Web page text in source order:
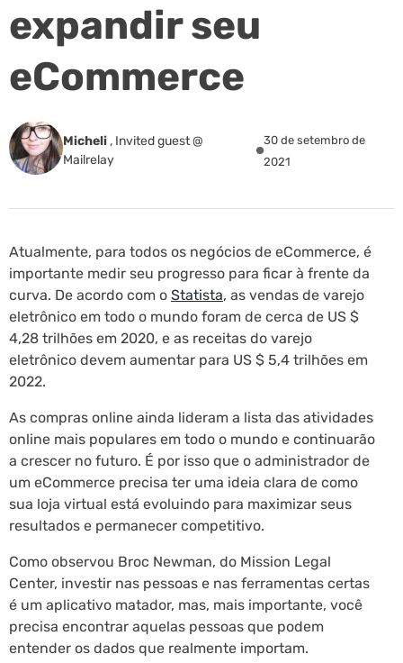
expandir seu
eCommerce
Micheli, Invited guest @
Mailrelay
30 de setembro de
2021
Atualmente, para todos os negócios de eCommerce, é
importante medir seu progresso para ficar à frente da
curva. De acordo com o Statista, as vendas de varejo
eletrônico em todo o mundo foram de cerca de US $
4,28 trilhões em 2020, e as receitas do varejo
eletrônico devem aumentar para US $ 5,4 trilhões em
2022.
As compras online ainda lideram a lista das atividades
online mais populares em todo o mundo e continuarão
a crescer no futuro. É por isso que o administrador de
um eCommerce precisa ter uma ideia clara de como
sua loja virtual está evoluindo para maximizar seus
resultados e permanecer competitivo.
Como observou Broc Newman, do Mission Legal
Center, investir nas pessoas e nas ferramentas certas
é um aplicativo matador, mas, mais importante, você
precisa encontrar aquelas pessoas que podem
entender os dados que realmente importam.